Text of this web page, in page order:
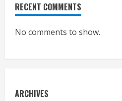
RECENT COMMENTS
No comments to show.
ARCHIVES